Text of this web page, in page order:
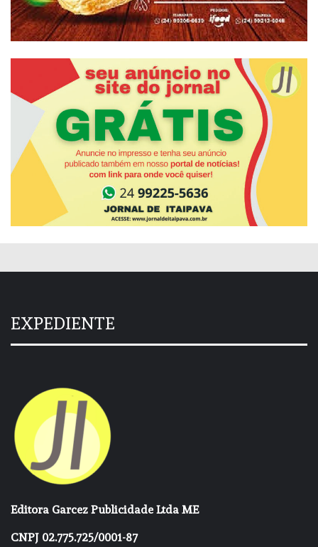
EXPEDIENTE
Editora Garcez Publicidade Ltda ME
CNPJ 02.775.725/0001-87